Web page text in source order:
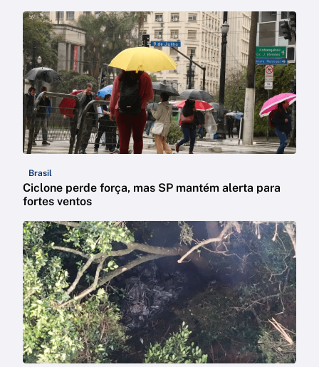
Brasil
Ciclone perde força, mas SP mantém alerta para
fortes ventos